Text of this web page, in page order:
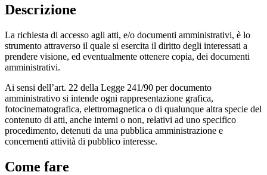
Descrizione
La richiesta di accesso agli atti, e/o documenti amministrativi, è lo
strumento attraverso il quale si esercita il diritto degli interessati a
prendere visione, ed eventualmente ottenere copia, dei documenti
amministrativi.
Ai sensi dell’art. 22 della Legge 241/90 per documento
amministrativo si intende ogni rappresentazione grafica,
fotocinematografica, elettromagnetica o di qualunque altra specie del
contenuto di atti, anche interni o non, relativi ad uno specifico
procedimento, detenuti da una pubblica amministrazione e
concernenti attività di pubblico interesse.
Come fare